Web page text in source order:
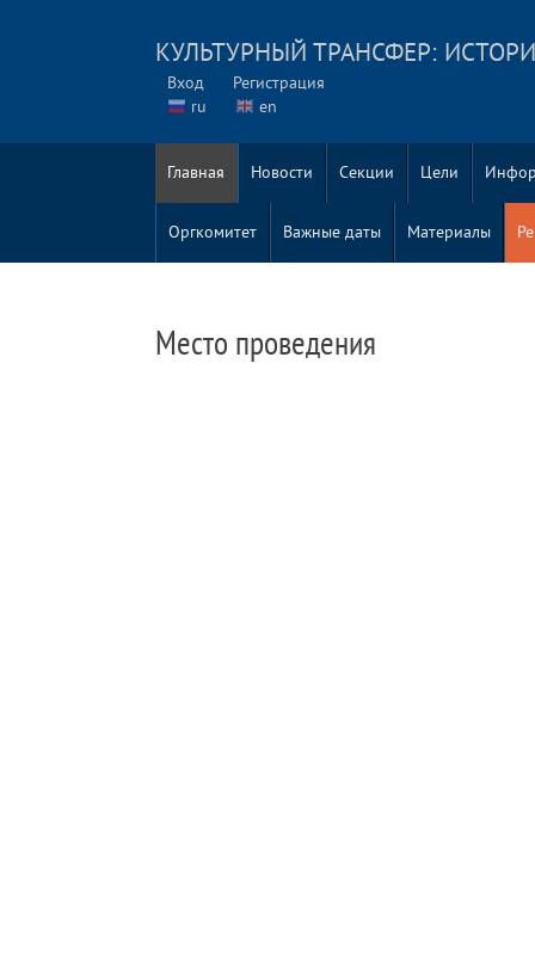
КУЛЬТУРНЫЙ ТРАНСФЕР:
Вход
Регистрация
ru
en
Главная Новости Секции Цели
Оргкомитет Важные даты Материалы
Место проведения